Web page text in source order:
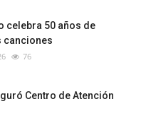
celebra 50 años de
canciones
76
Centro de Atención